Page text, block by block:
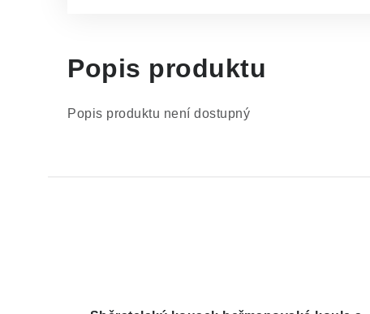
Popis produktu
Popis produktu není dostupný